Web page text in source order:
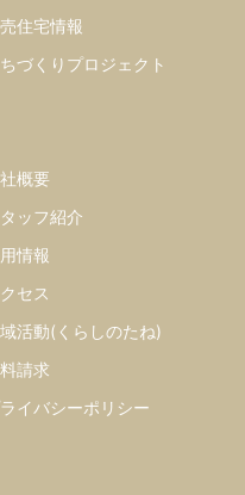
住宅情報
づくりプロジェクト
概要
ッフ紹介
情報
セス
活動(くらしのたね)
請求
イバシーポリシー